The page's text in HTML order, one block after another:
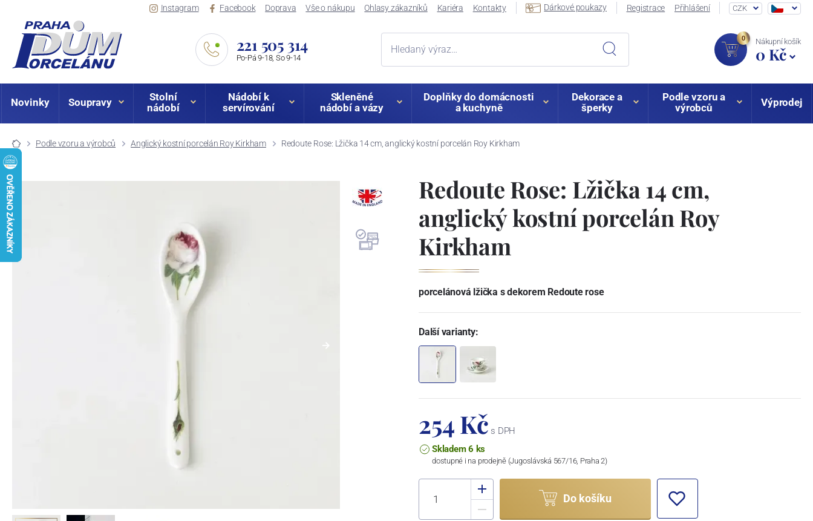
Instagram Facebook Doprava Vše o nákupu Ohlasy zákazníků Kariéra Kontakty Dárkové poukazy Registrace Přihlášení CZK
221 505 314
Po-Pá 9-18, So 9-14
0 Nákupní košík
0 Kč
Novinky Soupravy
Stolní
nádobí
Nádobí k
servírování
Skleněné
nádobí a vázy
Doplňky do domácnosti
a kuchyně
Dekorace a
šperky
Podle vzoru a
výrobců
Výprodej
Podle vzoru a výrobců Anglický kostní porcelán Roy Kirkham Redoute Rose: Lžička 14 cm, anglický kostní porcelán Roy Kirkham
Redoute Rose: Lžička 14 cm,
anglický kostní porcelán Roy
Kirkham
porcelánová lžička s dekorem Redoute rose
Další varianty:
254 Kč s DPH
Skladem 6 ks
dostupné i na prodejně (Jugoslávská 567/16, Praha 2)
Do košíku